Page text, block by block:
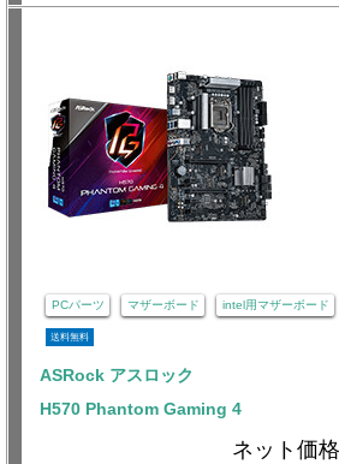
PCパーツ マザーボード intel用マザーボード
送料無料
ASRock アスロック
H570 Phantom Gaming 4
ネット価格